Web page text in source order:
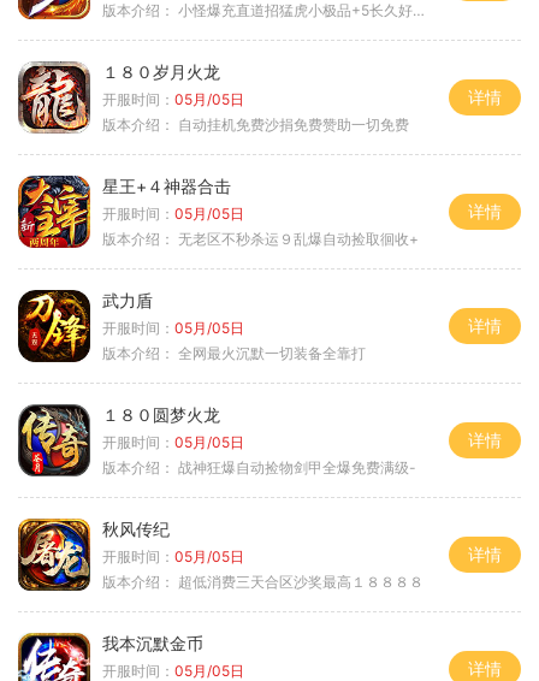
版本介绍： 小怪爆充直道招猛虎小极品+5长久好玩
１８０岁月火龙
开服时间： 05月/05日
版本介绍： 自动挂机免费沙捐免费赞助一切免费
详情
星王+４神器合击
开服时间： 05月/05日
版本介绍： 无老区不秒杀运９乱爆自动捡取徊收+
详情
武力盾
开服时间： 05月/05日
版本介绍： 全网最火沉默一切装备全靠打
详情
１８０圆梦火龙
开服时间： 05月/05日
版本介绍： 战神狂爆自动捡物剑甲全爆免费满级-
详情
秋风传纪
开服时间： 05月/05日
版本介绍： 超低消费三天合区沙奖最高１８８８８
详情
我本沉默金币
开服时间： 05月/05日
详情